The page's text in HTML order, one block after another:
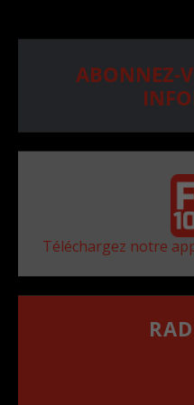
ABONNEZ-
Téléchargez notre